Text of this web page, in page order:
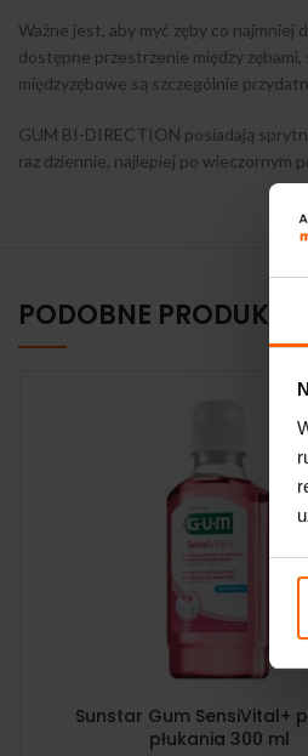
Ważne jest, aby myć zęby co najmniej
dostępne przestrzenie między
międzyzębowe są szczególnie
GUM BI-DIRECTION posiadają
raz dziennie, najlepiej po wieczornym
PODOBNE PRODUKTY
Sunstar Gum SensiVital+
płukania 300 ml